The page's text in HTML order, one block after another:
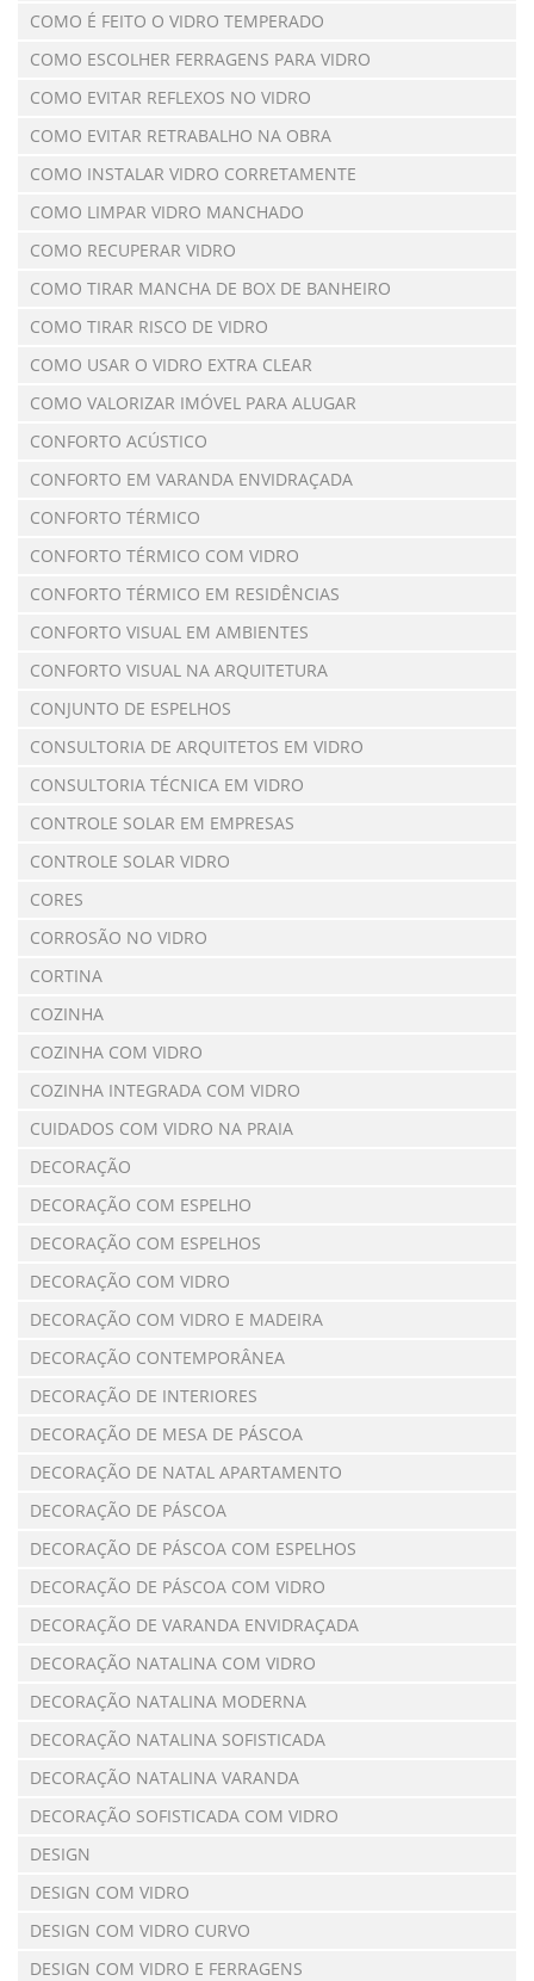
COMO É FEITO O VIDRO TEMPERADO
COMO ESCOLHER FERRAGENS PARA VIDRO
COMO EVITAR REFLEXOS NO VIDRO
COMO EVITAR RETRABALHO NA OBRA
COMO INSTALAR VIDRO CORRETAMENTE
COMO LIMPAR VIDRO MANCHADO
COMO RECUPERAR VIDRO
COMO TIRAR MANCHA DE BOX DE BANHEIRO
COMO TIRAR RISCO DE VIDRO
COMO USAR O VIDRO EXTRA CLEAR
COMO VALORIZAR IMÓVEL PARA ALUGAR
CONFORTO ACÚSTICO
CONFORTO EM VARANDA ENVIDRAÇADA
CONFORTO TÉRMICO
CONFORTO TÉRMICO COM VIDRO
CONFORTO TÉRMICO EM RESIDÊNCIAS
CONFORTO VISUAL EM AMBIENTES
CONFORTO VISUAL NA ARQUITETURA
CONJUNTO DE ESPELHOS
CONSULTORIA DE ARQUITETOS EM VIDRO
CONSULTORIA TÉCNICA EM VIDRO
CONTROLE SOLAR EM EMPRESAS
CONTROLE SOLAR VIDRO
CORES
CORROSÃO NO VIDRO
CORTINA
COZINHA
COZINHA COM VIDRO
COZINHA INTEGRADA COM VIDRO
CUIDADOS COM VIDRO NA PRAIA
DECORAÇÃO
DECORAÇÃO COM ESPELHO
DECORAÇÃO COM ESPELHOS
DECORAÇÃO COM VIDRO
DECORAÇÃO COM VIDRO E MADEIRA
DECORAÇÃO CONTEMPORÂNEA
DECORAÇÃO DE INTERIORES
DECORAÇÃO DE MESA DE PÁSCOA
DECORAÇÃO DE NATAL APARTAMENTO
DECORAÇÃO DE PÁSCOA
DECORAÇÃO DE PÁSCOA COM ESPELHOS
DECORAÇÃO DE PÁSCOA COM VIDRO
DECORAÇÃO DE VARANDA ENVIDRAÇADA
DECORAÇÃO NATALINA COM VIDRO
DECORAÇÃO NATALINA MODERNA
DECORAÇÃO NATALINA SOFISTICADA
DECORAÇÃO NATALINA VARANDA
DECORAÇÃO SOFISTICADA COM VIDRO
DESIGN
DESIGN COM VIDRO
DESIGN COM VIDRO CURVO
DESIGN COM VIDRO E FERRAGENS